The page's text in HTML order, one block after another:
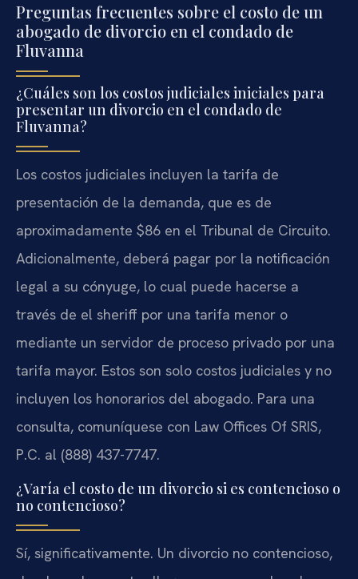
Preguntas frecuentes sobre el costo de un
abogado de divorcio en el condado de
Fluvanna
¿Cuáles son los costos judiciales iniciales para
presentar un divorcio en el condado de
Fluvanna?
Los costos judiciales incluyen la tarifa de
presentación de la demanda, que es de
aproximadamente $86 en el Tribunal de Circuito.
Adicionalmente, deberá pagar por la notificación
legal a su cónyuge, lo cual puede hacerse a
través de el sheriff por una tarifa menor o
mediante un servidor de proceso privado por una
tarifa mayor. Estos son solo costos judiciales y no
incluyen los honorarios del abogado. Para una
consulta, comuníquese con Law Offices Of SRIS,
P.C. al (888) 437-7747.
¿Varía el costo de un divorcio si es contencioso o
no contencioso?
Sí, significativamente. Un divorcio no contencioso,